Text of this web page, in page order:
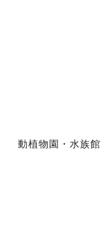
動植物園・水族館